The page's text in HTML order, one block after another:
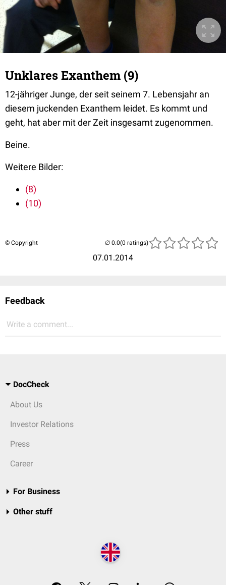
Unklares Exanthem (9)
12-jähriger Junge, der seit seinem 7. Lebensjahr an
diesem juckenden Exanthem leidet. Es kommt und
geht, hat aber mit der Zeit insgesamt zugenommen.
Beine.
Weitere Bilder:
(8)
(10)
© Copyright
07.01.2014
(0 ratings)
Feedback
Write a comment...
DocCheck
About Us
Investor Relations
Press
Career
For Business
Other stuff